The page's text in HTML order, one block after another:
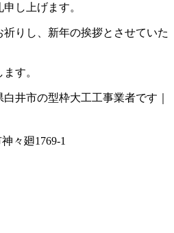
し上げます。
りし、新年の挨拶とさせていた
す。
井市の型枠大工工事業者です｜
々廻1769-1